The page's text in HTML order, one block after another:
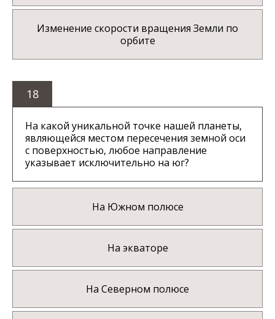
Изменение скорости вращения Земли по
орбите
18
На какой уникальной точке нашей планеты,
являющейся местом пересечения земной оси
с поверхностью, любое направление
указывает исключительно на юг?
На Южном полюсе
На экваторе
На Северном полюсе